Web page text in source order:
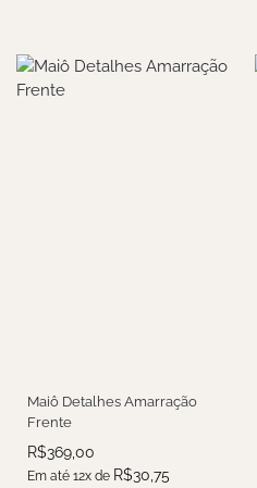
Maiô Detalhes Amarração
Frente
R$369,00
Em até 12x de R$30,75